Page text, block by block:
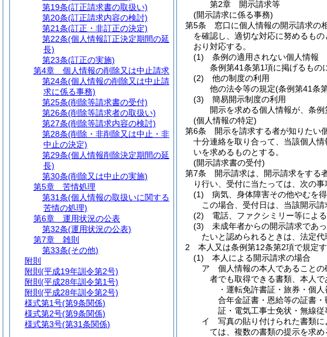
第2章
開示請求等
(開示請求に係る事務)
第5条
窓口に個人情報の開示請求の
を確認し、適切な対応に努めるもの
おり対応する。
(1)
条例の適用されない個人情報
条例第41条第1項に掲げるもの
(2)
他の制度の利用
他の法令等の規定(条例第41条
(3)
簡易開示制度の利用
開示を求める個人情報が、条
(個人情報の特定)
第6条
開示を請求する者が知りたい
十分連絡を取り合って、当該個人
いを求めるものとする。
(開示請求書の受付)
第7条
開示請求は、開示請求をする
り行い、受付に当たっては、次の事
(1)
病気、身体障害その他やむを
この場合、受付日は、当該開示請
(2)
電話、ファクシミリー等によ
(3)
未成年者からの開示請求であ
たいと認められるときは、法定
2
本人又は条例第12条第2項で規定
(1)
本人による開示請求の場合
ア
個人情報の本人であること
者でも取得できる書類、本人
・運転免許書証・旅券・個
合年金証書・恩給等の証書
証・電気工事士免状・無線
イ
写真の貼り付けられた書類
ては、複数の書類の提示を求
第19条(訂正請求書の取扱い)
第20条(訂正請求内容の検討)
第21条(訂正・非訂正の決定)
第22条(個人情報訂正決定期間の延
長)
第23条(訂正の実施)
第4章
個人情報の削除又は中止請求
第24条(個人情報の削除又は中止請
求に係る事務)
第25条(削除等請求書の受付)
第26条(削除等請求者の取扱い)
第27条(削除等請求内容の検討)
第28条(削除・非削除又は中止・非
中止の決定)
第29条(個人情報削除決定期間の延
長)
第30条(削除又は中止の実施)
第5章
苦情処理
第31条(個人情報の取扱いに関する
苦情の処理)
第6章
運用状況の公表
第32条(運用状況の公表)
第7章
雑則
第33条(その他)
附則
附則 (平成19年訓令第2号)
附則 (平成28年訓令第1号)
附則 (平成28年訓令第2号)
様式第1号(第9条関係)
様式第2号(第9条関係)
様式第3号(第31条関係)